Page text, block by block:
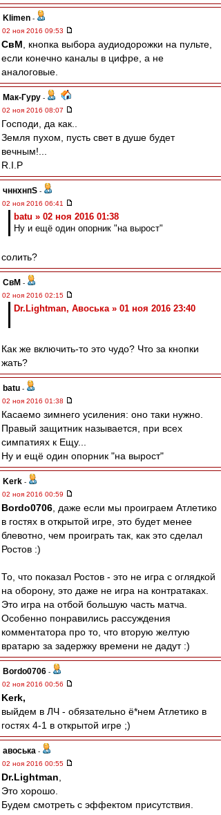
Klimen -
02 ноя 2016 09:53
СвМ , кнопка выбора аудиодорожки на пульте,
если конечно каналы в цифре, а не
аналоговые.
Мак-Гуру -
02 ноя 2016 08:07
Господи, да как..
Земля пухом, пусть свет в душе будет
вечным!...
R.I.P
чннхнпS -
02 ноя 2016 06:41
batu » 02 ноя 2016 01:38
Ну и ещё один опорник "на вырост"
солить?
СвМ -
02 ноя 2016 02:15
Dr.Lightman, Авоська » 01 ноя 2016 23:40
Как же включить-то это чудо? Что за кнопки
жать?
batu -
02 ноя 2016 01:38
Касаемо зимнего усиления: оно таки нужно.
Правый защитник называется, при всех
симпатиях к Ещу...
Ну и ещё один опорник "на вырост"
Kerk -
02 ноя 2016 00:59
Bordo0706 , даже если мы проиграем Атлетико
в гостях в открытой игре, это будет менее
блевотно, чем проиграть так, как это сделал
Ростов :)
То, что показал Ростов - это не игра с оглядкой
на оборону, это даже не игра на контратаках.
Это игра на отбой большую часть матча.
Особенно понравились рассуждения
комментатора про то, что вторую желтую
вратарю за задержку времени не дадут :)
Bordo0706 -
02 ноя 2016 00:56
Kerk,
выйдем в ЛЧ - обязательно ё*нем Атлетико в
гостях 4-1 в открытой игре ;)
авоська -
02 ноя 2016 00:55
Dr.Lightman
Это хорошо.
Будем смотреть с эффектом присутствия.